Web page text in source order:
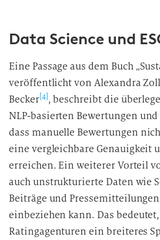
Data Science und
Eine Passage aus dem Buch
veröffentlicht von Alexandra
Becker[4] , beschreibt die
NLP-basierten Bewertungen
dass manuelle Bewertungen
eine vergleichbare Genauigkeit
erreichen. Ein weiterer Vorteil
auch unstrukturierte Daten wie
Beiträge und
einbeziehen kann. Das bedeutet,
Ratingagenturen ein breiteres